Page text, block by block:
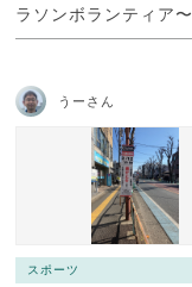
ラソンボランティア〜
うーさん
スポーツ